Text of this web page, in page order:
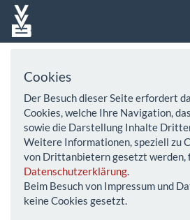
Cookies
Der Besuch dieser Seite erfordert
Cookies, welche Ihre Navigation,
sowie die Darstellung Inhalte
Weitere Informationen, speziell zu
von Drittanbietern gesetzt werden,
Datenschutzerklärung.
Beim Besuch von Impressum und
keine Cookies gesetzt.